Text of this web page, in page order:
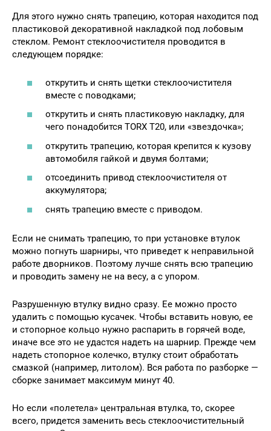
Для этого нужно снять трапецию, которая находится под
пластиковой декоративной накладкой под лобовым
стеклом. Ремонт стеклоочистителя проводится в
следующем порядке:
открутить и снять щетки стеклоочистителя
вместе с поводками;
открутить и снять пластиковую накладку, для
чего понадобится TORX T20, или «звездочка»;
открутить трапецию, которая крепится к кузову
автомобиля гайкой и двумя болтами;
отсоединить привод стеклоочистителя от
аккумулятора;
снять трапецию вместе с приводом.
Если не снимать трапецию, то при установке втулок
можно погнуть шарниры, что приведет к неправильной
работе дворников. Поэтому лучше снять всю трапецию
и проводить замену не на весу, а с упором.
Разрушенную втулку видно сразу. Ее можно просто
удалить с помощью кусачек. Чтобы вставить новую, ее
и стопорное кольцо нужно распарить в горячей воде,
иначе все это не удастся надеть на шарнир. Прежде чем
надеть стопорное колечко, втулку стоит обработать
смазкой (например, литолом). Вся работа по разборке —
сборке занимает максимум минут 40.
Но если «полетела» центральная втулка, то, скорее
всего, придется заменить весь стеклоочистительный